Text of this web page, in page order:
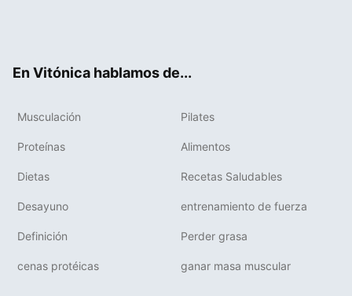
En Vitónica hablamos de...
Musculación Pilates
Proteínas Alimentos
Dietas Recetas Saludables
Desayuno entrenamiento de fuerza
Definición Perder grasa
cenas protéicas ganar masa muscular